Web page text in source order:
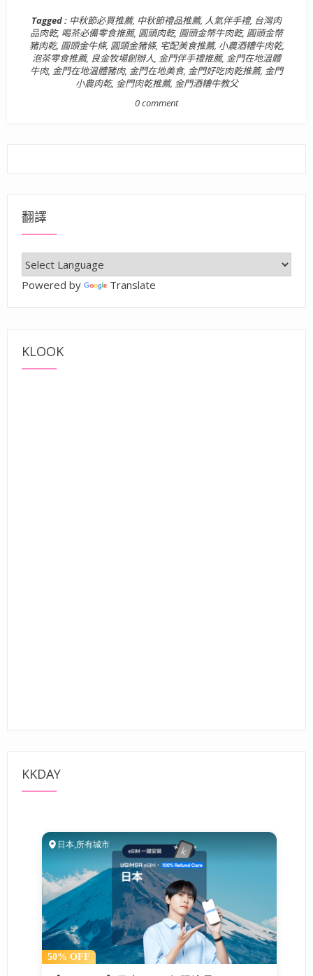
Tagged : 中秋節必買推薦, 中秋節禮品推薦, 人氣伴手禮, 台灣肉
品肉乾, 喝茶必備零食推薦, 圓頭肉乾, 圓頭金幣牛肉乾, 圓頭金幣
豬肉乾, 圓頭金牛條, 圓頭金豬條, 宅配美食推薦, 小農酒糟牛肉乾,
泡茶零食推薦, 良金牧場創辦人, 金門伴手禮推薦, 金門在地溫體
牛肉, 金門在地溫體豬肉, 金門在地美食, 金門好吃肉乾推薦, 金門
小農肉乾, 金門肉乾推薦, 金門酒糟牛教父
0 comment
翻譯
Powered by Translate
KLOOK
KKDAY